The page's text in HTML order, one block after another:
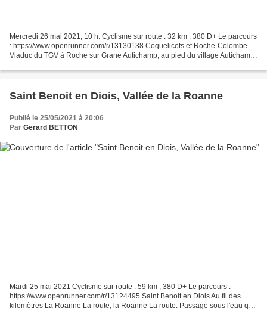
Mercredi 26 mai 2021, 10 h. Cyclisme sur route : 32 km , 380 D+ Le parcours
: https://www.openrunner.com/r/13130138 Coquelicots et Roche-Colombe
Viaduc du TGV à Roche sur Grane Autichamp, au pied du village Autichamp,
Saint Benoit en Diois, Vallée de la Roanne
Publié le 25/05/2021 à 20:06
Par Gerard BETTON
Mardi 25 mai 2021 Cyclisme sur route : 59 km , 380 D+ Le parcours :
https://www.openrunner.com/r/13124495 Saint Benoit en Diois Au fil des
kilomètres La Roanne La route, la Roanne La route. Passage sous l'eau qui